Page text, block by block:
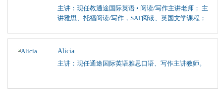
主讲：现任教通途国际英语 • 阅读/写作主讲老师； 主
讲雅思、托福阅读/写作，SAT阅读、英国文学课程；
Alicia
主讲：现任通途国际英语雅思口语、写作主讲教师。